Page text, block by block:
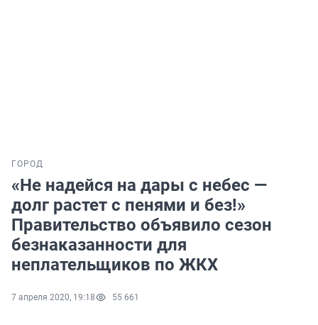
ГОРОД
«Не надейся на дары с небес —
долг растет с пенями и без!»
Правительство объявило сезон
безнаказанности для
неплательщиков по ЖКХ
7 апреля 2020, 19:18 55 661